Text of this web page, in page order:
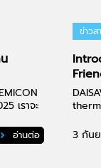
เราจะ
อ่านต่อ
ข่าวส
3 กัน